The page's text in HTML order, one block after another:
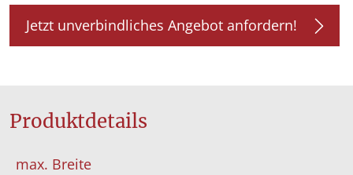
Jetzt unverbindliches Angebot anfordern!
Produktdetails
max. Breite